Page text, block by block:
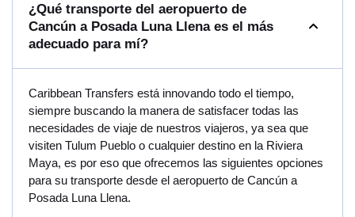
¿Qué transporte del aeropuerto de
Cancún a Posada Luna Llena es el más
adecuado para mí?
Caribbean Transfers está innovando todo el tiempo,
siempre buscando la manera de satisfacer todas las
necesidades de viaje de nuestros viajeros, ya sea que
visiten Tulum Pueblo o cualquier destino en la Riviera
Maya, es por eso que ofrecemos las siguientes opciones
para su transporte desde el aeropuerto de Cancún a
Posada Luna Llena.